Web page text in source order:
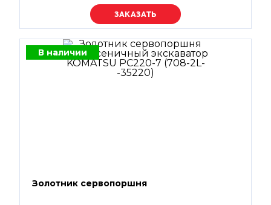
Уточняйте цену
В наличии
Золотник сервопоршня